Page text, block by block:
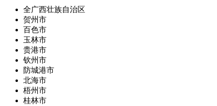
全广西壮族自治区
贺州市
百色市
玉林市
贵港市
钦州市
防城港市
北海市
梧州市
桂林市